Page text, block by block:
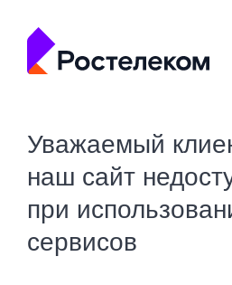
Уважаемый
наш сайт
при
сервисов